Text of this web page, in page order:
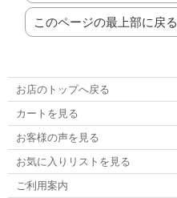
このページの最上部に戻る
お店のトップへ戻る
カートを見る
お客様の声を見る
お気に入りリストを見る
ご利用案内